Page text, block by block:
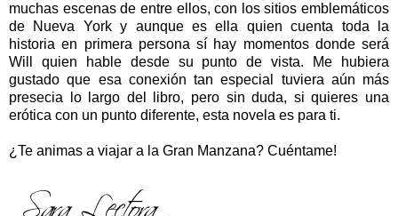
muchas escenas de entre ellos, con los sitios emblemáticos
de Nueva York y aunque es ella quien cuenta toda la
historia en primera persona sí hay momentos donde será
Will quien hable desde su punto de vista. Me hubiera
gustado que esa conexión tan especial tuviera aún más
presecia lo largo del libro, pero sin duda, si quieres una
erótica con un punto diferente, esta novela es para ti.
¿Te animas a viajar a la Gran Manzana? Cuéntame!